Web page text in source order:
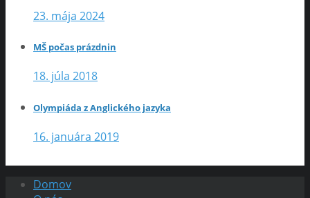
23. mája 2024
MŠ počas prázdnin
18. júla 2018
Olympiáda z Anglického jazyka
16. januára 2019
Domov